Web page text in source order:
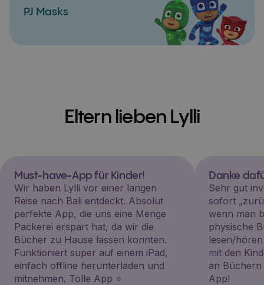
PJ Masks
Eltern lieben Lylli
Must-have-App für Kinder!
Wir haben Lylli vor einer langen
Reise nach Bali entdeckt. Absolut
perfekte App, die uns eine Menge
Packerei erspart hat, da wir die
Bücher zu Hause lassen konnten.
Funktioniert super auf einem iPad,
einfach offline herunterladen und
mitnehmen. Tolle App ⭐️
Danke
Sehr gut
sofort
wenn man
physische
lesen/
mit den
an Büchern
App!